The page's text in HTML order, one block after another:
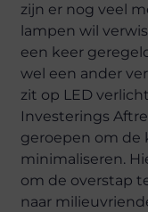
zijn er nog veel
lampen wil
een keer
wel een ander
zit op LED
Investerings
geroepen om de
minimaliseren.
om de overstap
naar